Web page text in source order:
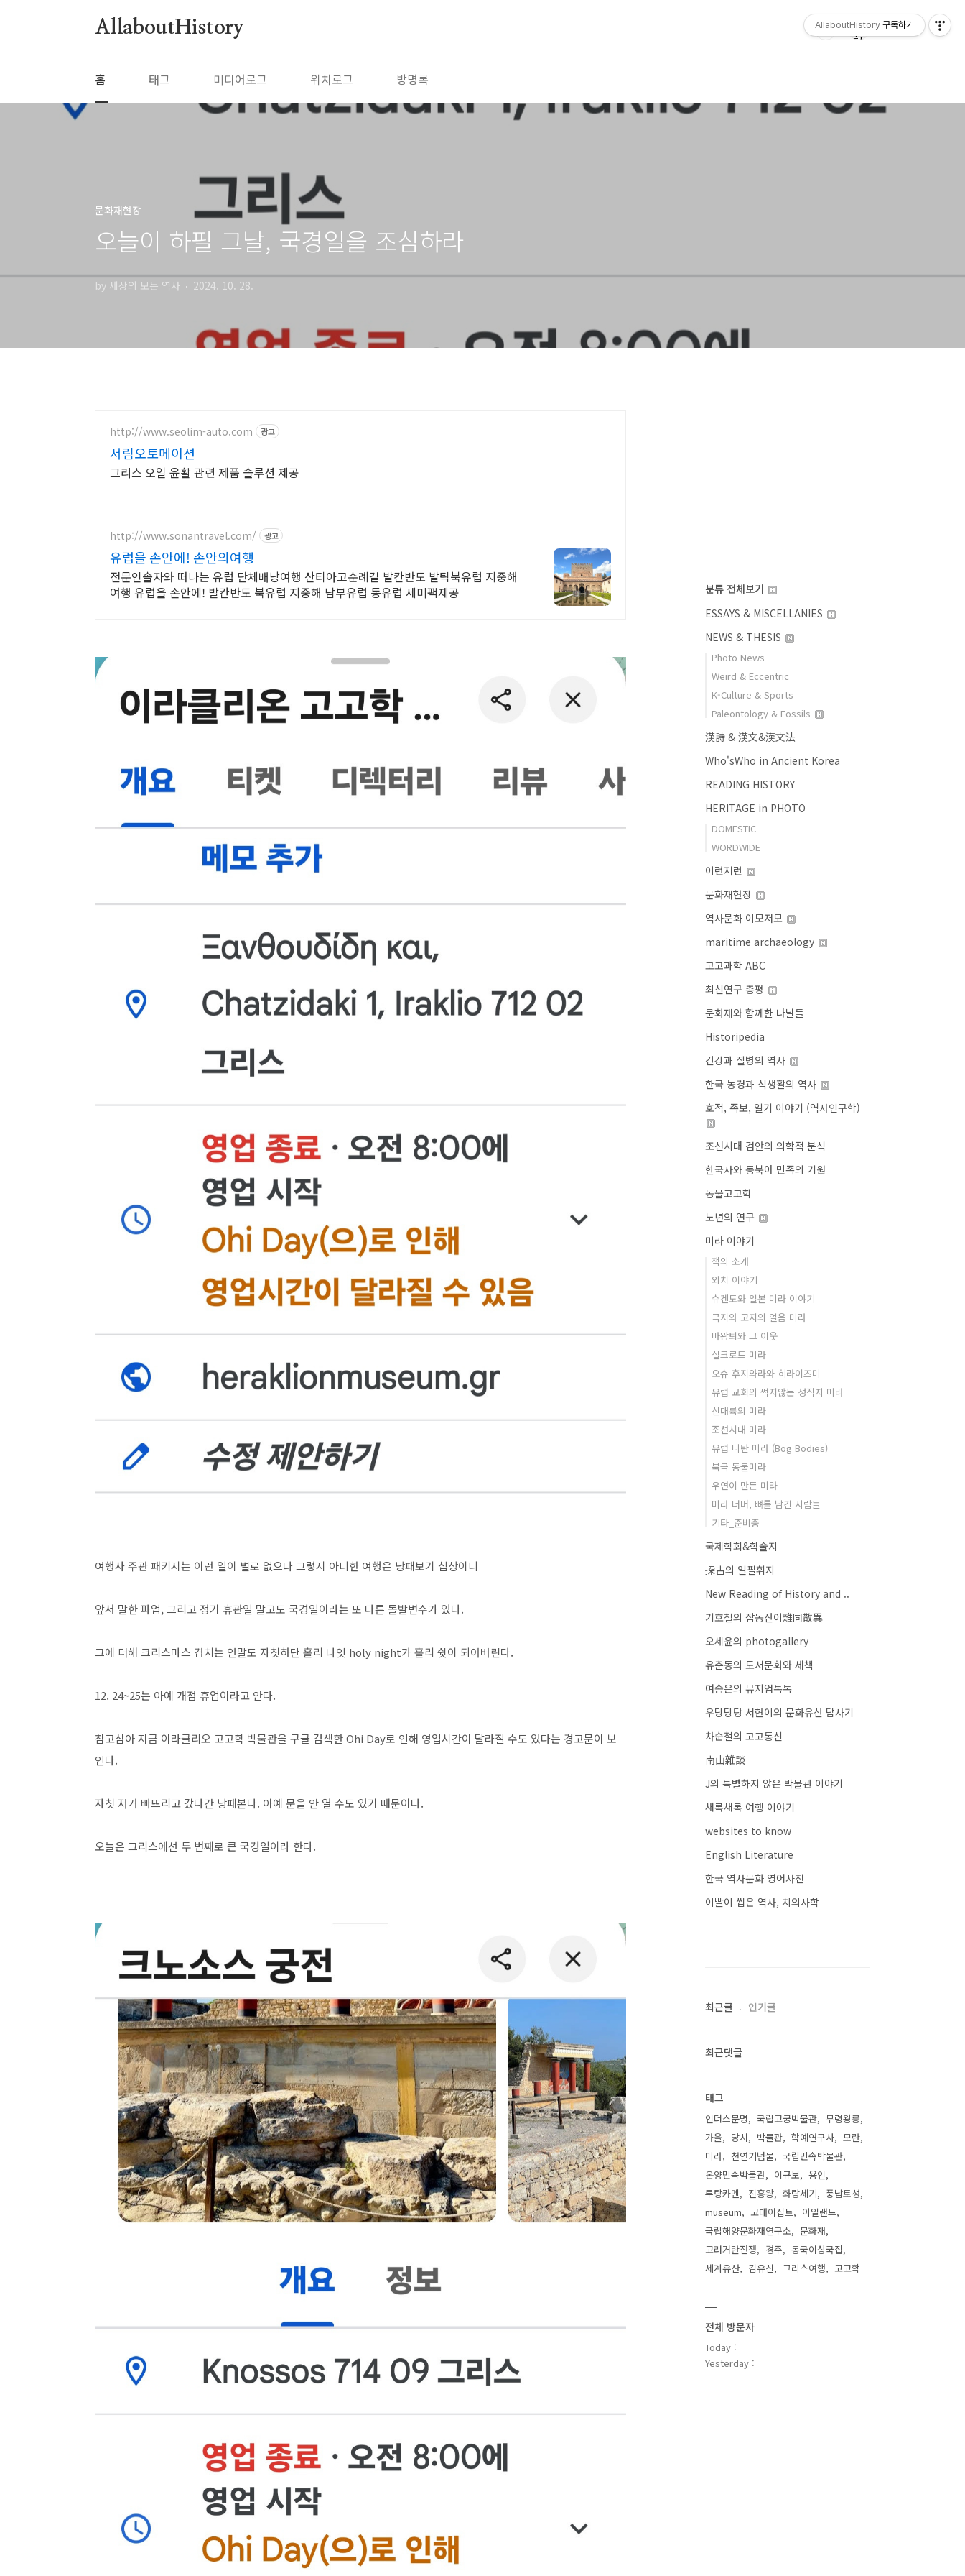
AllaboutHistory
홈 태그 미디어로그 위치로그 방명록
문화재현장
오늘이 하필 그날, 국경일을 조심하라
by 세상의 모든 역사 2024. 10. 28.
http://www.seolim-auto.com 광고
서림오토메이션
그리스 오일 윤활 관련 제품 솔루션 제공
http://www.sonantravel.com/ 광고
유럽을 손안에! 손안의여행
전문인솔자와 떠나는 유럽 단체배낭여행 산티아고순례길 발칸반도 발틱북유럽 지중해
여행 유럽을 손안에! 발칸반도 북유럽 지중해 남부유럽 동유럽 세미팩제공
여행사 주관 패키지는 이런 일이 별로 없으나 그렇지 아니한 여행은 낭패보기 십상이니
앞서 말한 파업, 그리고 정기 휴관일 말고도 국경일이라는 또 다른 돌발변수가 있다.
그에 더해 크리스마스 겹치는 연말도 자칫하단 홀리 나잇 holy night가 홀리 쉿이 되어버린다.
12. 24~25는 아예 개점 휴업이라고 안다.
참고삼아 지금 이라클리오 고고학 박물관을 구글 검색한 Ohi Day로 인해 영업시간이 달라질 수도 있다는 경고문이 보
인다.
자칫 저거 빠뜨리고 갔다간 낭패본다. 아예 문을 안 열 수도 있기 때문이다.
오늘은 그리스에선 두 번째로 큰 국경일이라 한다.
분류 전체보기
ESSAYS & MISCELLANIES
NEWS & THESIS
Photo News
Weird & Eccentric
K-Culture & Sports
Paleontology & Fossils
漢詩 & 漢文&漢文法
Who'sWho in Ancient Korea
READING HISTORY
HERITAGE in PHOTO
DOMESTIC
WORDWIDE
이런저런
문화재현장
역사문화 이모저모
maritime archaeology
고고과학 ABC
최신연구 총평
문화재와 함께한 나날들
Historipedia
건강과 질병의 역사
한국 농경과 식생활의 역사
호적, 족보, 일기 이야기 (역사인구학)
조선시대 검안의 의학적 분석
한국사와 동북아 민족의 기원
동물고고학
노년의 연구
미라 이야기
책의 소개
외치 이야기
슈겐도와 일본 미라 이야기
극지와 고지의 얼음 미라
마왕퇴와 그 이웃
실크로드 미라
오슈 후지와라와 히라이즈미
유럽 교회의 썩지않는 성직자 미라
신대륙의 미라
조선시대 미라
유럽 니탄 미라 (Bog Bodies)
북극 동물미라
우연이 만든 미라
미라 너머, 뼈를 남긴 사람들
기타_준비중
국제학회&학술지
探古의 일필휘지
New Reading of History and ..
기호철의 잡동산이雜同散異
오세윤의 photogallery
유춘동의 도서문화와 세책
여송은의 뮤지엄톡톡
우당당탕 서현이의 문화유산 답사기
차순철의 고고통신
南山雜談
J의 특별하지 않은 박물관 이야기
새록새록 여행 이야기
websites to know
English Literature
한국 역사문화 영어사전
이빨이 씹은 역사, 치의사학
최근글 인기글
최근댓글
태그
인더스문명 국립고궁박물관
무령왕릉
가을
당시 박물관 학예연구사
모란
미라
천연기념물
국립민속박물관
온양민속박물관
이규보
용인
투탕카멘
진흥왕 화랑세기
풍납토성
museum
고대이집트
아일랜드
국립해양문화재연구소
문화재
고려거란전쟁
경주
동국이상국집
세계유산
김유신 그리스여행 고고학
전체 방문자
Today :
Yesterday :
AllaboutHistory 구독하기